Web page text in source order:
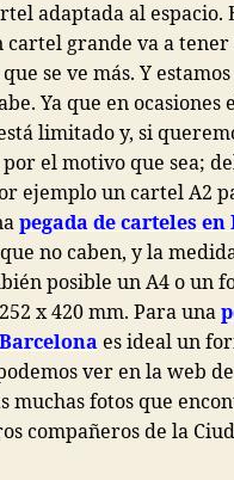
adaptada al espacio.
cartel grande va a
se ve más. Y estamos
Ya que en ocasiones
limitado y, si
por el motivo que sea;
ejemplo un cartel A2
pegada de carteles en
no caben, y la
posible un A4 o un
x 420 mm. Para una
es ideal un
ver en la web
muchas fotos que
compañeros de la